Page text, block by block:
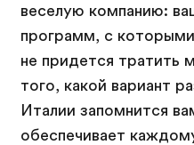
веселую компанию:
программ, с
не придется тратить
того, какой вариант
Италии запомнится
обеспечивает